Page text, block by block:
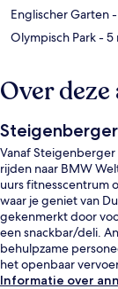
Englischer Garten
Olympisch Park- 5
Over
Vanaf
rijden naar BMW
uurs fitnesscentrum
waar je geniet van
gekenmerkt door
een snackbar/deli.
behulpzame
het openbaar
Münchner Tor en 5
Informatie over